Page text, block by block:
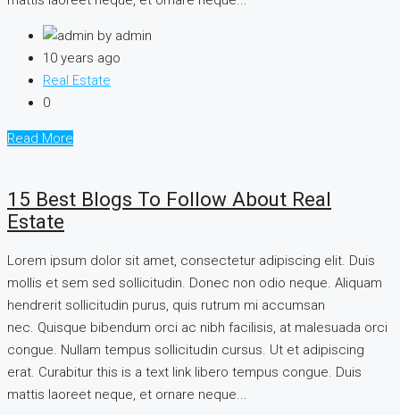
by admin
10 years ago
Real Estate
0
Read More
15 Best Blogs To Follow About Real
Estate
Lorem ipsum dolor sit amet, consectetur adipiscing elit. Duis
mollis et sem sed sollicitudin. Donec non odio neque. Aliquam
hendrerit sollicitudin purus, quis rutrum mi accumsan
nec. Quisque bibendum orci ac nibh facilisis, at malesuada orci
congue. Nullam tempus sollicitudin cursus. Ut et adipiscing
erat. Curabitur this is a text link libero tempus congue. Duis
mattis laoreet neque, et ornare neque...